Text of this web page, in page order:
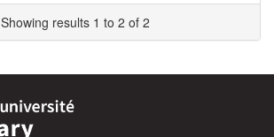
Showing results 1 to 2 of 2